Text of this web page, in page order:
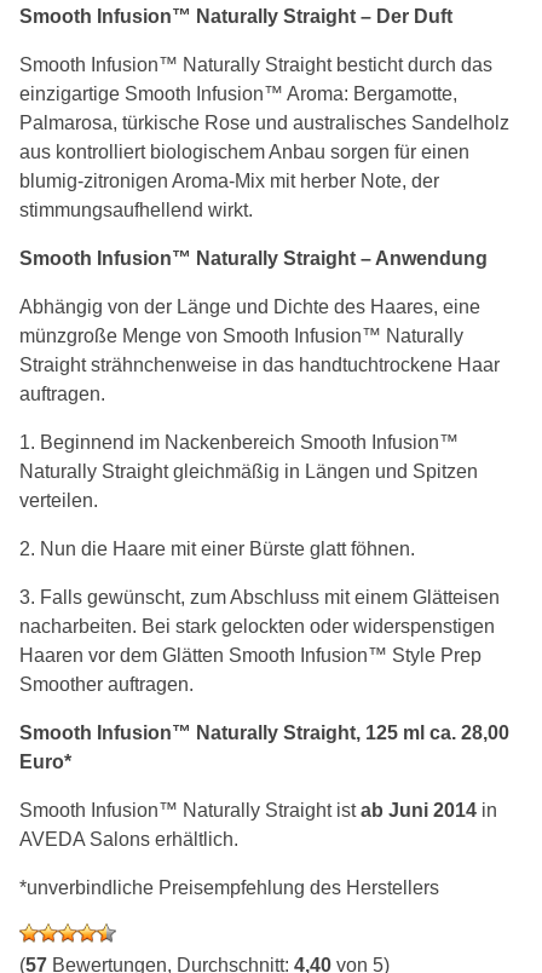
Smooth Infusion™ Naturally Straight – Der Duft
Smooth Infusion™ Naturally Straight besticht durch das
einzigartige Smooth Infusion™ Aroma: Bergamotte,
Palmarosa, türkische Rose und australisches Sandelholz
aus kontrolliert biologischem Anbau sorgen für einen
blumig-zitronigen Aroma-Mix mit herber Note, der
stimmungsaufhellend wirkt.
Smooth Infusion™ Naturally Straight – Anwendung
Abhängig von der Länge und Dichte des Haares, eine
münzgroße Menge von Smooth Infusion™ Naturally
Straight strähnchenweise in das handtuchtrockene Haar
auftragen.
1. Beginnend im Nackenbereich Smooth Infusion™
Naturally Straight gleichmäßig in Längen und Spitzen
verteilen.
2. Nun die Haare mit einer Bürste glatt föhnen.
3. Falls gewünscht, zum Abschluss mit einem Glätteisen
nacharbeiten. Bei stark gelockten oder widerspenstigen
Haaren vor dem Glätten Smooth Infusion™ Style Prep
Smoother auftragen.
Smooth Infusion™ Naturally Straight, 125 ml ca. 28,00
Euro*
Smooth Infusion™ Naturally Straight istab Juni 2014 in
AVEDA Salons erhältlich.
*unverbindliche Preisempfehlung des Herstellers
(57 Bewertungen, Durchschnitt: 4,40 von 5)